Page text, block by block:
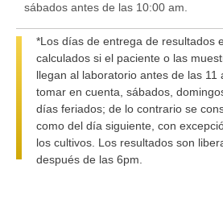
sábados antes de las 10:00 am.
*Los días de entrega de resultados
calculados si el paciente o las
llegan al laboratorio antes de las 11
tomar en cuenta, sábados,
días feriados; de lo contrario se
como del día siguiente, con
los cultivos. Los resultados son
después de las 6pm.